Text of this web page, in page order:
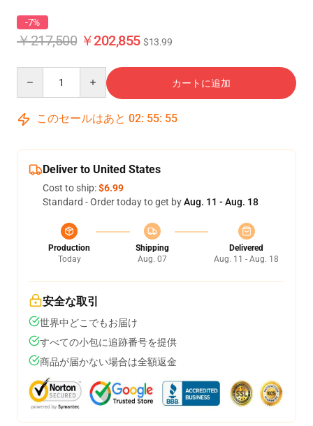
-7%
￥217,500 ￥202,855 $13.99
カートに追加
このセールはあと 02: 55: 55
Deliver to United States
Cost to ship:$6.99
Standard - Order today to get byAug. 11 - Aug. 18
Production
Today
Shipping
Aug. 07
Delivered
Aug. 11 - Aug. 18
安全な取引
世界中どこでもお届け
すべての小包に追跡番号を提供
商品が届かない場合は全額返金